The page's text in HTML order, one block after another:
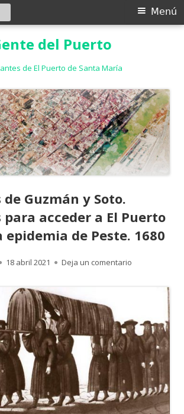
del Puerto
de El Puerto de Santa María
Menú
Buscar:
de Guzmán y Soto.
para acceder a El Puerto
de Peste. 1680
Publicado
18 abril 2021 Deja un comentario